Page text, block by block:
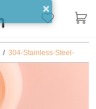
/ 304-Stainless-Steel-